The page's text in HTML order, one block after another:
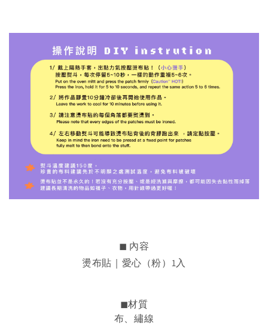
◼︎ 內容
燙布貼｜愛心（粉）1入
◼︎材質
布、繡線